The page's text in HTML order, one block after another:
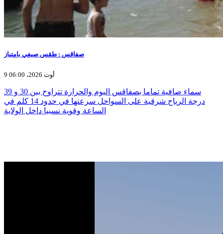
صفاقس : طقس صيفي بامتياز
9 أوت 2026، 06:00
سماء صافية تماما بصفاقس اليوم والحرارة تتراوح بين 30 و 39
درجة الرياح شرقية على السواحل سرعتها في حدود 14 كلم في
الساعة وقوية نسبيا داخل الولاية